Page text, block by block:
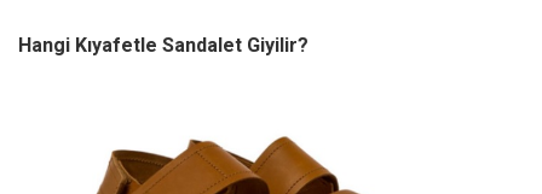
Hangi Kıyafetle Sandalet Giyilir?